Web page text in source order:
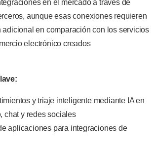
en el mercado a través de
aunque esas conexiones requieren
adicional en comparación con los servicios
electrónico creados
y triaje inteligente mediante IA en
chat y redes sociales
aplicaciones para integraciones de